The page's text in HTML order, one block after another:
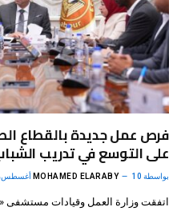
فرص عمل جديدة بالقطاع
على التوسع في تدريب
بواسطة MOHAMED ELARABY 10 أغسطس، 2026
اتفقت وزارة العمل وقيادات مستشفى